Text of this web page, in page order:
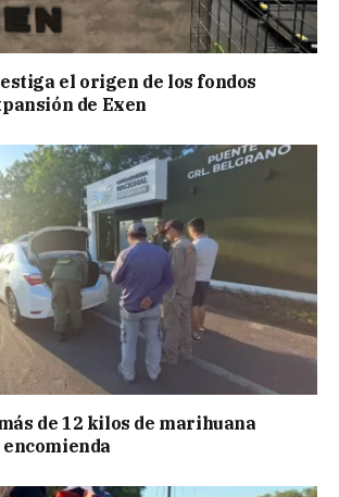
el origen de los fondos
de Exen
de 12 kilos de marihuana